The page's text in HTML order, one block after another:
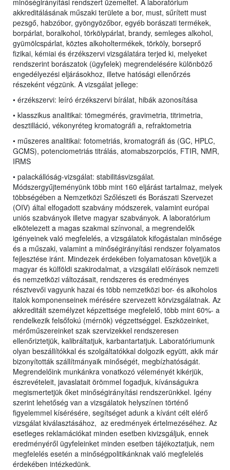
minőségirányítási rendszert üzemeltet. A laboratórium
akkreditálásának műszaki területe a bor, must, sűrített must
pezsgő, habzóbor, gyöngyözőbor, egyéb borászati termékek,
borpárlat, boralkohol, törkölypárlat, brandy, semleges alkohol,
gyümölcspárlat, köztes alkoholtermékek, törköly, borseprő
fizikai, kémiai és érzékszervi vizsgálatára terjed ki, melyeket
rendszerint borászatok (ügyfelek) megrendelésére különböző
engedélyezési eljárásokhoz, illetve hatósági ellenőrzés
részeként végzünk. A vizsgálat jellege:
• érzékszervi: leíró érzékszervi bírálat, hibák azonosítása
• klasszikus analitikai: tömegmérés, gravimetria, titrimetria,
desztilláció, vékonyréteg kromatográfi a, refraktometria
• műszeres analitikai: fotometriás, kromatográfi ás (GC, HPLC,
GCMS), potenciometriás titrálás, atomabszorpciós, FTIR, NMR,
IRMS
• palackállóság-vizsgálat: stabilitásvizsgálat.
Módszergyűjteményünk több mint 160 eljárást tartalmaz, melyek
többségében a Nemzetközi Szőlészeti és Borászati Szervezet
(OIV) által elfogadott szabvány módszerek, valamint európai
uniós szabványok illetve magyar szabványok. A laboratórium
elkötelezett a magas szakmai színvonal, a megrendelők
igényeinek való megfelelés, a vizsgálatok kifogástalan minősége
és a műszaki, valamint a minőségirányítási rendszer folyamatos
fejlesztése iránt. Mindezek érdekében folyamatosan követjük a
magyar és külföldi szakirodalmat, a vizsgálati előírások nemzeti
és nemzetközi változásait, rendszeres és eredményes
résztvevői vagyunk hazai és több nemzetközi bor- és alkoholos
italok komponenseinek mérésére szervezett körvizsgálatnak. Az
akkreditált személyzet képzettsége megfelelő, több mint 60%- a
rendelkezik felsőfokú (mérnök) végzettséggel. Eszközeinket,
mérőműszereinket szak szervizekkel rendszeresen
ellenőriztetjük, kalibráltatjuk, karbantartatjuk. Laboratóriumunk
olyan beszállítókkal és szolgáltatókkal dolgozik együtt, akik már
bizonyították szállítmányaik minőségét, megbízhatóságát.
Megrendelőink munkánkra vonatkozó véleményét kikérjük,
észrevételeit, javaslatait örömmel fogadjuk, kívánságukra
megismertetjük őket minőségirányítási rendszerünkkel. Igény
szerint lehetőség van a vizsgálatok helyszínen történő
figyelemmel kísérésére, segítséget adunk a kívánt célt elérő
vizsgálat kiválasztásához, az eredmények értelmezéséhez. Az
esetleges reklamációkat minden esetben kivizsgáljuk, ennek
eredményéről ügyfeleinket minden esetben tájékoztatjuk, nem
megfelelés esetén a minőségpolitikánknak való megfelelés
érdekében intézkedünk.